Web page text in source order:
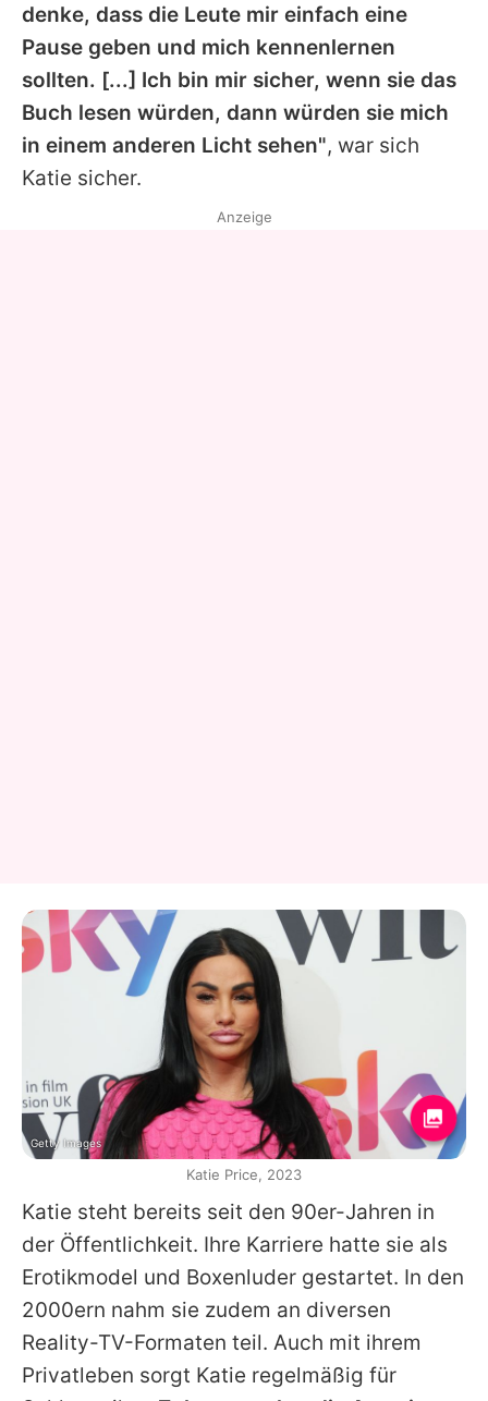
denke, dass die Leute mir einfach eine
Pause geben und mich kennenlernen
sollten. [...] Ich bin mir sicher, wenn sie das
Buch lesen würden, dann würden sie mich
in einem anderen Licht sehen", war sich
Katie sicher.
Katie steht bereits seit den 90er-Jahren in
der Öffentlichkeit. Ihre Karriere hatte sie als
Erotikmodel und Boxenluder gestartet. In den
2000ern nahm sie zudem an diversen
Reality-TV-Formaten teil. Auch mit ihrem
Privatleben sorgt Katie regelmäßig für
Anzeige
Getty Images
Katie Price, 2023